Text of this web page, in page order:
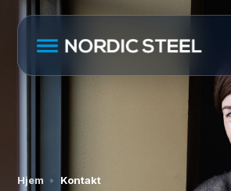
Hjem Kontakt